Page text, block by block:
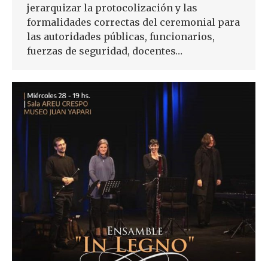
jerarquizar la protocolización y las
formalidades correctas del ceremonial para
las autoridades públicas, funcionarios,
fuerzas de seguridad, docentes…